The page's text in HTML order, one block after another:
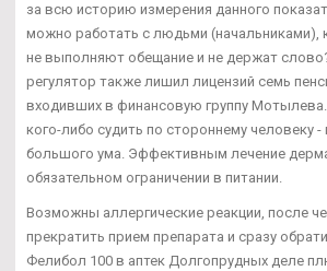
за всю историю измерения данного
можно работать с людьми (начальниками),
не выполняют обещание и не держат
регулятор также лишил лицензий семь
входивших в финансовую группу
кого-либо судить по стороннему человеку
большого ума. Эффективным лечение
обязательном ограничении в питании.
Возможны аллергические реакции, после
прекратить прием препарата и сразу
Фелибол 100 в аптек Долгопрудных деле